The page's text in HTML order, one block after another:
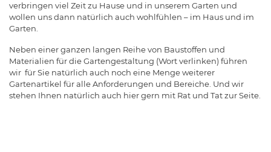
verbringen viel Zeit zu Hause und in unserem Garten und
wollen uns dann natürlich auch wohlfühlen – im Haus und im
Garten.
Neben einer ganzen langen Reihe von Baustoffen und
Materialien für die Gartengestaltung (Wort verlinken) führen
wir für Sie natürlich auch noch eine Menge weiterer
Gartenartikel für alle Anforderungen und Bereiche. Und wir
stehen Ihnen natürlich auch hier gern mit Rat und Tat zur Seite.